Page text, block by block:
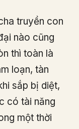
truyền con
nào cũng
thì toàn là
loạn, tàn
sắp bị diệt,
có tài năng
một thời